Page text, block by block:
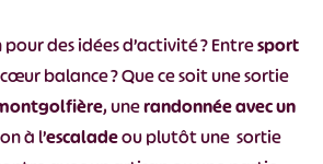
des idées d’activité ? Entresport
balance ? Que ce soit une sortie
, unerandonnée avec un
à l’escaladeou plutôt une sortie